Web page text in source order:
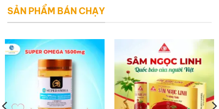
SẢN PHẨM BÁN CHẠY